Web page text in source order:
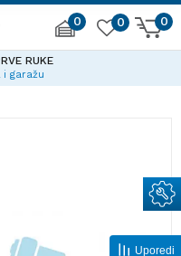
0 0
0
RUKE
i garažu
Uporedi